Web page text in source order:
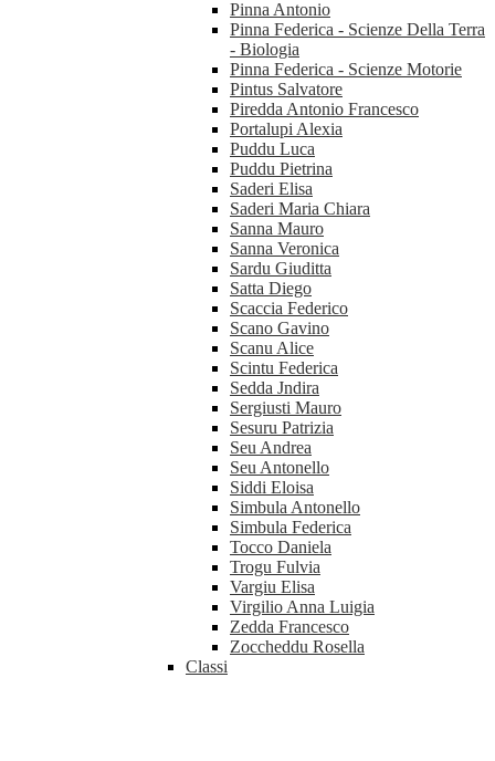
Pinna Antonio
Pinna Federica - Scienze Della Terra
- Biologia
Pinna Federica - Scienze Motorie
Pintus Salvatore
Piredda Antonio Francesco
Portalupi Alexia
Puddu Luca
Puddu Pietrina
Saderi Elisa
Saderi Maria Chiara
Sanna Mauro
Sanna Veronica
Sardu Giuditta
Satta Diego
Scaccia Federico
Scano Gavino
Scanu Alice
Scintu Federica
Sedda Jndira
Sergiusti Mauro
Sesuru Patrizia
Seu Andrea
Seu Antonello
Siddi Eloisa
Simbula Antonello
Simbula Federica
Tocco Daniela
Trogu Fulvia
Vargiu Elisa
Virgilio Anna Luigia
Zedda Francesco
Zoccheddu Rosella
Classi